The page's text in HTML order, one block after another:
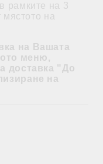
рамките на 3
мястото на
на Вашата
меню,
доставка "До
на